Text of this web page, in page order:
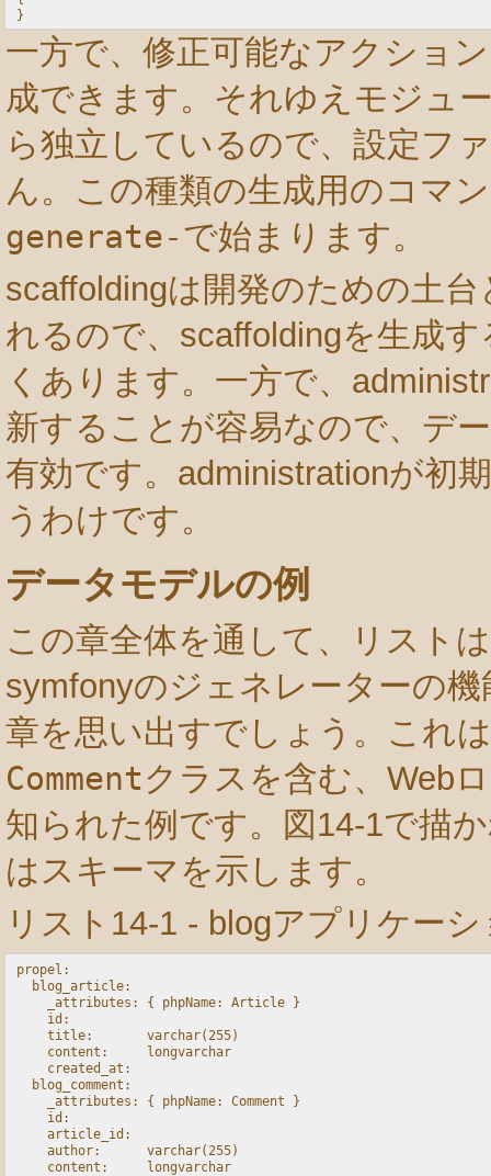
一方で、修正可能なアクショ
成できます。それゆえモジュ
ら独立しているので、設定フ
ん。この種類の生成用のコマ
generate-で始まります。
scaffoldingは開発のための土
れるので、scaffoldingを生成
くあります。一方で、
新することが容易なので、デ
有効です。administrationが初
うわけです。
データモデルの例
この章全体を通して、リスト
symfonyのジェネレーターの
章を思い出すでしょう。これ
Commentクラスを含む、Web
知られた例です。図14-1で描
はスキーマを示します。
リスト14-1 - blogアプリケー
propel:
  blog_article:
    _attributes: { phpName: Article }
    id:
    title:       varchar(255)
    content:     longvarchar
    created_at:
  blog_comment:
    _attributes: { phpName: Comment }
    id:
    article_id:
    author:      varchar(255)
    content:     longvarchar